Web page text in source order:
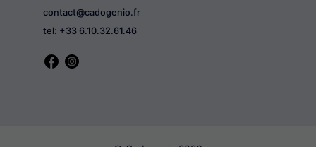
contact@cadogenio.fr
tel: +33 6.10.32.61.46